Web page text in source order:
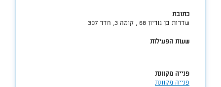
כתובת
שדרות בן גוריון 68 , קומה 3, חדר 307
שעות הפעילות
פנייה מקוונת
פנייה מקוונת